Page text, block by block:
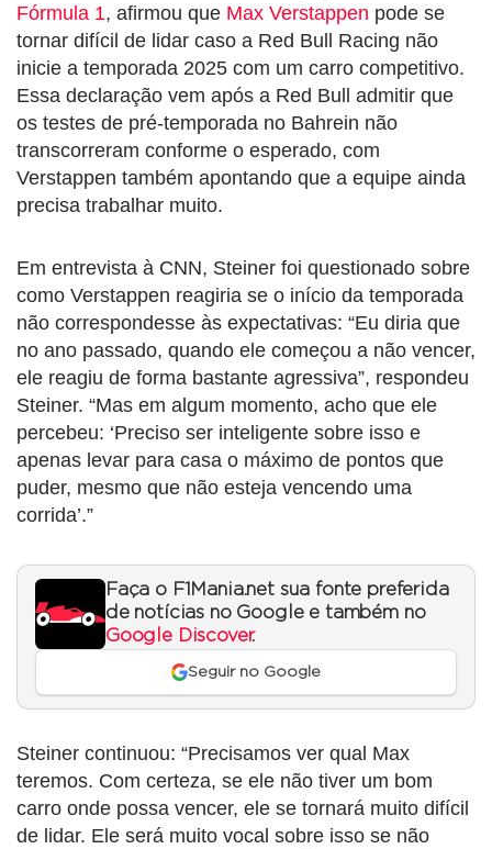
Fórmula 1, afirmou que Max Verstappen pode se
tornar difícil de lidar caso a Red Bull Racing não
inicie a temporada 2025 com um carro competitivo.
Essa declaração vem após a Red Bull admitir que
os testes de pré-temporada no Bahrein não
transcorreram conforme o esperado, com
Verstappen também apontando que a equipe ainda
precisa trabalhar muito.
Em entrevista à CNN, Steiner foi questionado sobre
como Verstappen reagiria se o início da temporada
não correspondesse às expectativas: “Eu diria que
no ano passado, quando ele começou a não vencer,
ele reagiu de forma bastante agressiva”, respondeu
Steiner. “Mas em algum momento, acho que ele
percebeu: ‘Preciso ser inteligente sobre isso e
apenas levar para casa o máximo de pontos que
puder, mesmo que não esteja vencendo uma
corrida’.”
Faça o F1Mania.net sua fonte preferida
de notícias no Google e também no
Google Discover.
Seguir no Google
Steiner continuou: “Precisamos ver qual Max
teremos. Com certeza, se ele não tiver um bom
carro onde possa vencer, ele se tornará muito difícil
de lidar. Ele será muito vocal sobre isso se não